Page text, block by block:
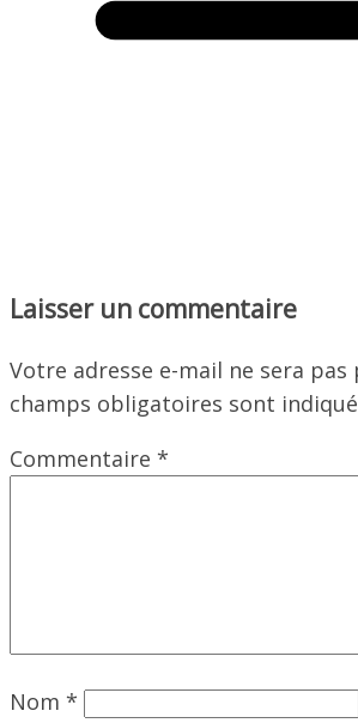
Laisser un commentaire
Votre adresse e-mail ne sera pas
champs obligatoires sont
Commentaire *
Nom *